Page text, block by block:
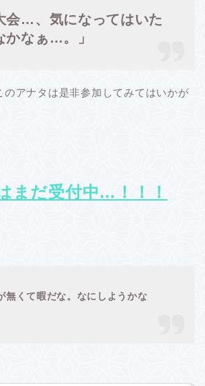
会…、気になってはいた
かなぁ…。」
アナタは是非参加してみてはいかが
まだ受付中…！！！
無くて暇だな。なにしようかな